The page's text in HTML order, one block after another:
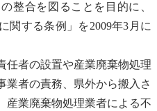
整合を図ることを目的に、
関する条例」を2009年3月に
任者の設置や産業廃棄物処理
業者の責務、県外から搬入さ
産業廃棄物処理業者による不